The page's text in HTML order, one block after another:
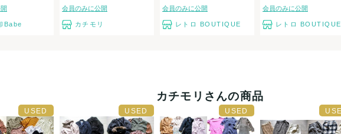
Babe
会員のみに公開
カチモリ
会員のみに公開
レトロ BOUTIQUE
会員のみに公開
レトロ BOUTIQUE
カチモリさんの商品